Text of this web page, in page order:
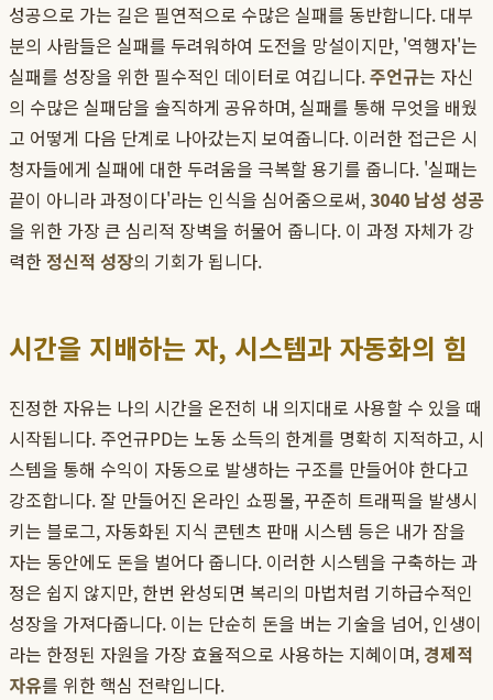
성공으로 가는 길은 필연적으로 수많은 실패를 동반합니다. 대부
분의 사람들은 실패를 두려워하여 도전을 망설이지만, '역행자'는
실패를 성장을 위한 필수적인 데이터로 여깁니다.주언규는 자신
의 수많은 실패담을 솔직하게 공유하며, 실패를 통해 무엇을 배웠
고 어떻게 다음 단계로 나아갔는지 보여줍니다. 이러한 접근은 시
청자들에게 실패에 대한 두려움을 극복할 용기를 줍니다. '실패는
끝이 아니라 과정이다'라는 인식을 심어줌으로써,3040 남성 성공
을 위한 가장 큰 심리적 장벽을 허물어 줍니다. 이 과정 자체가 강
력한 정신적 성장의 기회가 됩니다.
시간을 지배하는 자, 시스템과 자동화의 힘
진정한 자유는 나의 시간을 온전히 내 의지대로 사용할 수 있을 때
시작됩니다. 주언규PD는 노동 소득의 한계를 명확히 지적하고, 시
스템을 통해 수익이 자동으로 발생하는 구조를 만들어야 한다고
강조합니다. 잘 만들어진 온라인 쇼핑몰, 꾸준히 트래픽을 발생시
키는 블로그, 자동화된 지식 콘텐츠 판매 시스템 등은 내가 잠을
자는 동안에도 돈을 벌어다 줍니다. 이러한 시스템을 구축하는 과
정은 쉽지 않지만, 한번 완성되면 복리의 마법처럼 기하급수적인
성장을 가져다줍니다. 이는 단순히 돈을 버는 기술을 넘어, 인생이
라는 한정된 자원을 가장 효율적으로 사용하는 지혜이며, 경제적
자유를 위한 핵심 전략입니다.